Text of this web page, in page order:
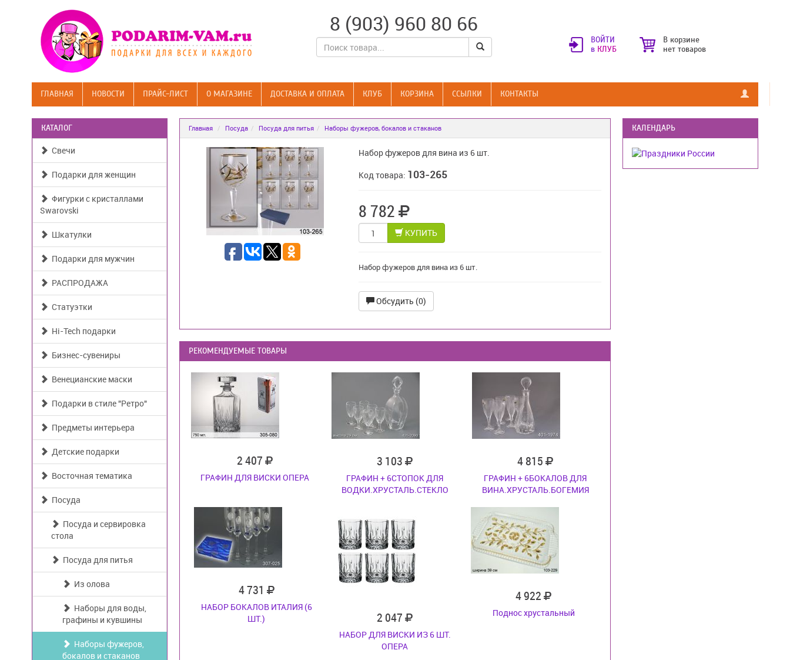
8 (903) 960 80 66
ВОЙТИ
в КЛУБ
В корзине
нет товаров
ГЛАВНАЯ НОВОСТИ ПРАЙС-ЛИСТ О МАГАЗИНЕ ДОСТАВКА И ОПЛАТА КЛУБ КОРЗИНА CСЫЛКИ КОНТАКТЫ
КАТАЛОГ
Свечи
Подарки для женщин
Фигурки с кристаллами
Swarovski
Шкатулки
Подарки для мужчин
РАСПРОДАЖА
Статуэтки
Hi-Tech подарки
Бизнес-сувениры
Венецианские маски
Подарки в стиле "Ретро"
Предметы интерьера
Детские подарки
Восточная тематика
Посуда
Посуда и сервировка
стола
Посуда для питья
Из олова
Наборы для воды,
графины и кувшины
Наборы фужеров,
бокалов и стаканов
Главная Посуда Посуда для питья Наборы фужеров, бокалов и стаканов
Набор фужеров для вина из 6 шт.
Код товара: 103-265
8 782
КУПИТЬ
Набор фужеров для вина из 6 шт.
Обсудить (0)
РЕКОМЕНДУЕМЫЕ ТОВАРЫ
2 407
ГРАФИН ДЛЯ ВИСКИ ОПЕРА
3 103
ГРАФИН + 6СТОПОК ДЛЯ
ВОДКИ.ХРУСТАЛЬ.СТЕКЛО
4 815
ГРАФИН + 6БОКАЛОВ ДЛЯ
ВИНА.ХРУСТАЛЬ.БОГЕМИЯ
4 731
НАБОР БОКАЛОВ ИТАЛИЯ (6
ШТ.)
2 047
НАБОР ДЛЯ ВИСКИ ИЗ 6 ШТ.
ОПЕРА
4 922
Поднос хрустальный
КАЛЕНДАРЬ